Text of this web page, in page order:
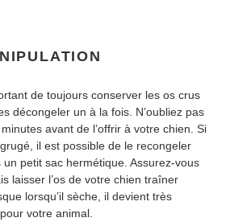
de toujours conserver les os crus
décongeler un à la fois. N’oubliez pas
avant de l’offrir à votre chien. Si
il est possible de le recongeler
un petit sac hermétique. Assurez-vous
laisser l’os de votre chien traîner
lorsqu’il sèche, il devient très
votre animal.